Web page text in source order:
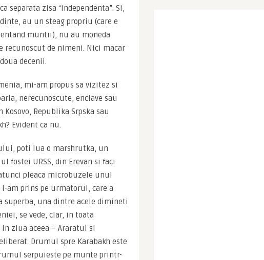
zisa “independenta”. Si,
au un steag propriu (care e
muntii), nu au moneda
recunoscut de nimeni. Nici macar
decenii.
mi-am propus sa vizitez si
nerecunoscute, enclave sau
Republika Srpska sau
Evident ca nu.
poti lua o marshrutka, un
fostei URSS, din Erevan si faci
pleaca microbuzele unul
am prins pe urmatorul, care a
superba, una dintre acele dimineti
se vede, clar, in toata
ziua aceea – Araratul si
Drumul spre Karabakh este
serpuieste pe munte printr-